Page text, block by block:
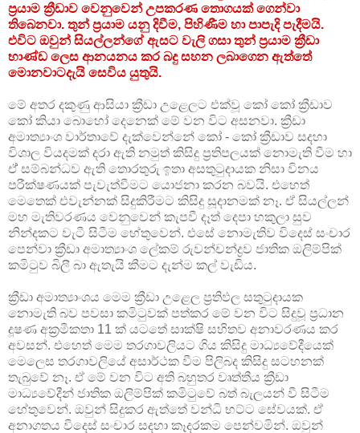
ප්‍රයාම ක්‍රීඩාව වෙනුවෙන් උපකරණ තොගයක් ගෙන්වා
තිබෙනවා. තුන් ප්‍රයාම යනු දිවීම, පිහිණීම හා පාපැදි පැදීමයි.
එවිට ඔවුන් සියල්ලන්ගේ ඇසට වැලි ගසා තුන් ප්‍රයාම ක්‍රීඩා
භාණ්ඩ ලෙස ආනයනය කර බදු සහන ලබාගෙන ඇත්තේ
මොනවාටදැයි සෙවිය යුතුයි.
මේ අතර දකුණු ආසියා ක්‍රීඩා උළෙලට එක්වූ කෝ කෝ ක්‍රීඩාව
කෝ කියා බොහෝ දෙනෙක් මේ වන විට අසනවා. ක්‍රීඩා
අමාත්‍යාංශ වාර්තාවේ දැක්වෙන්නේ කෝ - කෝ ක්‍රීඩාව සදහා
විශාල වියදමක් දරා ඇති නමුත් කිසිදු ප්‍රතිපලයක් නොමැති වීම හා
ඒ් සම්බන්ධව ඇති තොරතුරු ඉතා අසතුටුදායක නිසා විනය
පරීක්ෂණයක් පැවැත්වීමට යොජනා කරන බවයි. එහෙත්
මෙතෙක් එවැන්නක් සිදුකිරීමට කිසිදු සූදානමක් නෑ. ඒ සියල්ලන්
මහ මැතිවරණය වෙනුවෙන් කැපවී දෑත් දෙපා හකුලා සුව
නින්දකට වැටී සිටීම හේතුවෙන්. එසේ නොමැතිව විදෙස් සංචාර
පෙන්වා ක්‍රීඩා අමාත්‍යාංශ ලේකම් රුවන්චන්ද්‍රව ජාතික ඔලිම්පික්
කමිටුව බිලී බා ඇතැයි කීමට දැන්ම කල් වැඩිය.
ක්‍රීඩා අමාත්‍යාංශය මෙම ක්‍රීඩා උළෙල ප්‍රතිඵල සතුටුදායක
නොමැති බව පවසා කමිටුවක් පත්කර මේ වන විට සිදුවූ ප්‍රධාන
දූෂණ අක්‍රමිකතා 11 ක් යටතේ සාක්ෂි සහිතව අනාවරණය කර
අවසන්. එහෙත් මෙම තරගාවලියට ගිය කිසිදු මාධ්‍යවේදීයෙක්
මෙලෙස තරගාවලියේ අසාර්ථක වීම පිලිබද කිසිදු සටහනක්
තැබුවේ නෑ. ඒ මේ වන විට අති බහුතර වෘත්තීය ක්‍රීඩා
මාධ්‍යවේදීන් ජාතික ඔලිම්පික් කමිටුවේ බත් බැලයන් වී සිටීම
හේතුවෙන්. ඔවුන් සිදුකර ඇත්තේ වන්ධි භට්ට සේවයක්. ඒ
අනාගතය විදෙස් සංචාර සදහා කෑදරකම පෙන්වමින්. ඔවුන්